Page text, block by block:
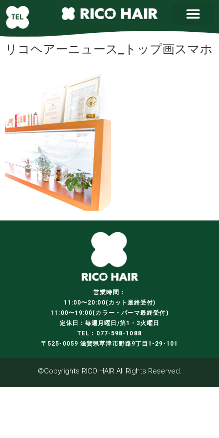
リコヘアーニュース_トップ画スマホ
営業時間：
11:00〜20:00(カット最終受付)
11:00〜19:00(カラー・パーマ最終受付)
定休日：毎週月曜日/第1・3火曜日
TEL：077-598-1088
〒525-0059 滋賀県草津市野路9丁目1-29-101
©Copyrights RICO HAIR All Rights Reserved.